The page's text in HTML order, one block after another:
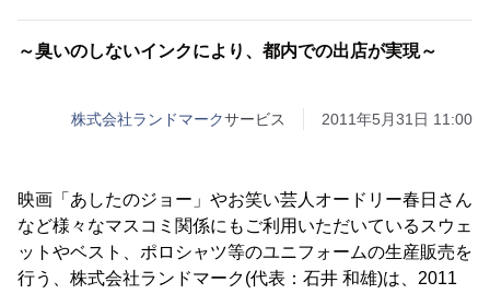
～臭いのしないインクにより、都内での出店が実現～
株式会社ランドマークサービス 2011年5月31日 11:00
映画「あしたのジョー」やお笑い芸人オードリー春日さん
など様々なマスコミ関係にもご利用いただいているスウェ
ットやベスト、ポロシャツ等のユニフォームの生産販売を
行う、株式会社ランドマーク(代表：石井 和雄)は、2011